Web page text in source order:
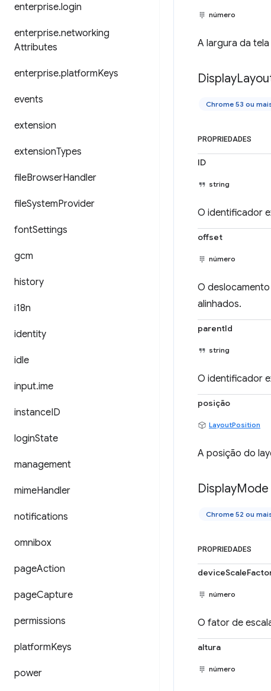
enterprise.login
enterprise.networking
Attributes
enterprise.platformKeys
events
extension
extensionTypes
fileBrowserHandler
fileSystemProvider
fontSettings
gcm
history
i18n
identity
idle
input.ime
instanceID
loginState
management
mimeHandler
notifications
omnibox
pageAction
pageCapture
permissions
platformKeys
power
número
A largura da tela
Display
Chrome 53 ou
PROPRIEDADES
ID
string
O identificador
offset
número
O
alinhados.
parentId
string
O identificador
posição
LayoutPosition
A posição do
DisplayMode
Chrome 52 ou
PROPRIEDADES
número
O fator de
altura
número